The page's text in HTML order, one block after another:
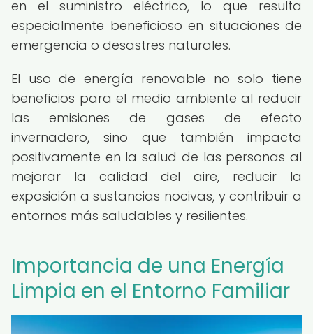
en el suministro eléctrico, lo que resulta
especialmente beneficioso en situaciones de
emergencia o desastres naturales.
El uso de energía renovable no solo tiene
beneficios para el medio ambiente al reducir
las emisiones de gases de efecto
invernadero, sino que también impacta
positivamente en la salud de las personas al
mejorar la calidad del aire, reducir la
exposición a sustancias nocivas, y contribuir a
entornos más saludables y resilientes.
Importancia de una Energía
Limpia en el Entorno Familiar